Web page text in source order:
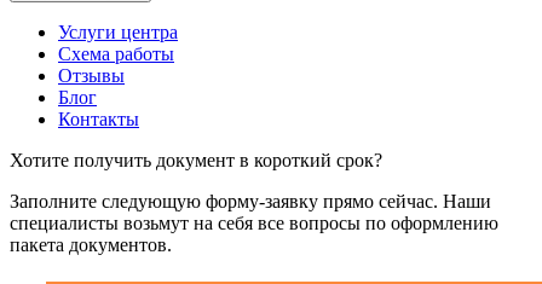
Услуги центра
Схема работы
Отзывы
Блог
Контакты
Хотите получить документ в короткий срок?
Заполните следующую форму-заявку прямо сейчас. Наши
специалисты возьмут на себя все вопросы по оформлению
пакета документов.